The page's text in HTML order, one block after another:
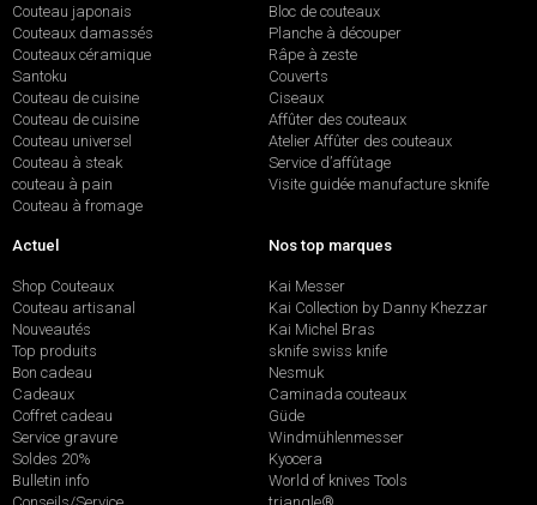
Couteau japonais
Couteaux damassés
Couteaux céramique
Santoku
Couteau de cuisine
Couteau de cuisine
Couteau universel
Couteau à steak
couteau à pain
Couteau à fromage
Bloc de couteaux
Planche à découper
Râpe à zeste
Couverts
Ciseaux
Affûter des couteaux
Atelier Affûter des couteaux
Service d’affûtage
Visite guidée manufacture sknife
Actuel
Shop Couteaux
Couteau artisanal
Nouveautés
Top produits
Bon cadeau
Cadeaux
Coffret cadeau
Service gravure
Soldes 20%
Bulletin info
Nos top marques
Kai Messer
Kai Collection by Danny Khezzar
Kai Michel Bras
sknife swiss knife
Nesmuk
Caminada couteaux
Güde
Windmühlenmesser
Kyocera
World of knives Tools